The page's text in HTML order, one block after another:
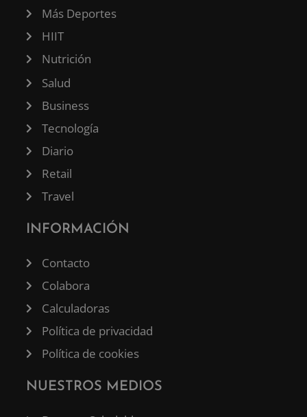
Más Deportes
HIIT
Nutrición
Salud
Business
Tecnología
Diario
Retail
Travel
INFORMACIÓN
Contacto
Colabora
Calculadoras
Política de privacidad
Política de cookies
NUESTROS MEDIOS